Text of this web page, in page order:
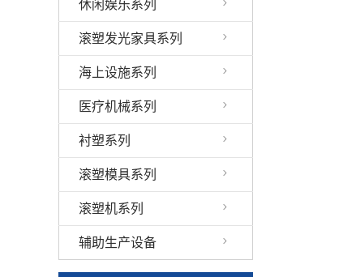
休闲娱乐系列
滚塑发光家具系列
海上设施系列
医疗机械系列
衬塑系列
滚塑模具系列
滚塑机系列
辅助生产设备